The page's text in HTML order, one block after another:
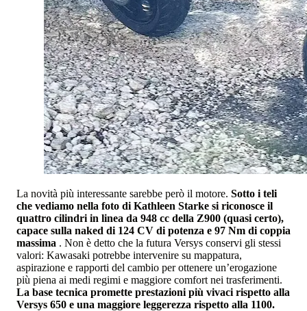
La novità più interessante sarebbe però il motore. Sotto i teli
che vediamo nella foto di Kathleen Starke si riconosce il
quattro cilindri in linea da 948 cc della Z900 (quasi certo),
capace sulla naked di 124 CV di potenza e 97 Nm di coppia
massima . Non è detto che la futura Versys conservi gli stessi
valori: Kawasaki potrebbe intervenire su mappatura,
aspirazione e rapporti del cambio per ottenere un’erogazione
più piena ai medi regimi e maggiore comfort nei trasferimenti.
La base tecnica promette prestazioni più vivaci rispetto alla
Versys 650 e una maggiore leggerezza rispetto alla 1100.